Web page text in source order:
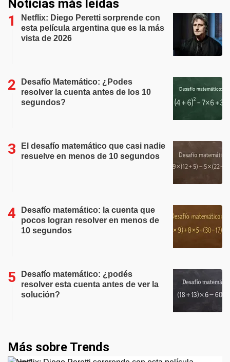
Noticias más leídas
Netflix: Diego Peretti sorprende con
esta película argentina que es la más
vista de 2026
Desafío Matemático: ¿Podes
resolver la cuenta antes de los 10
segundos?
El desafío matemático que casi nadie
resuelve en menos de 10 segundos
Desafío matemático: la cuenta que
pocos logran resolver en menos de
10 segundos
Desafío matemático: ¿podés
resolver esta cuenta antes de ver la
solución?
Más sobre Trends